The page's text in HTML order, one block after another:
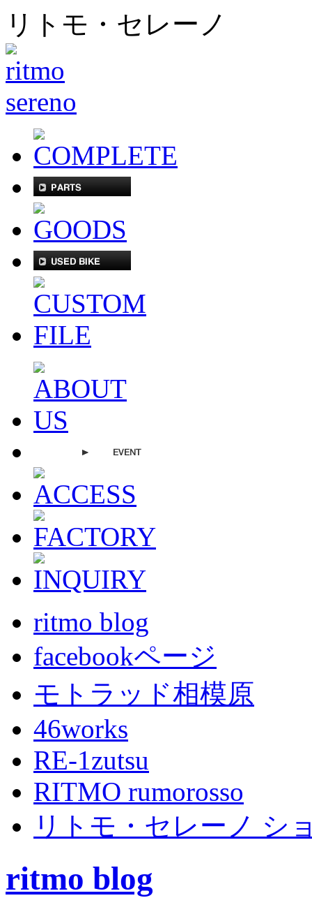
リトモ・セレーノ
ritmo blog
facebookページ
モトラッド相模原
46works
RE-1zutsu
RITMO rumorosso
リトモ・セレーノ シ
ritmo blog